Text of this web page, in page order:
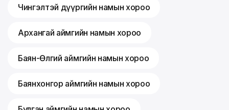
Чингэлтэй дүүргийн намын хороо
Архангай аймгийн намын хороо
Баян-Өлгий аймгийн намын хороо
Баянхонгор аймгийн намын хороо